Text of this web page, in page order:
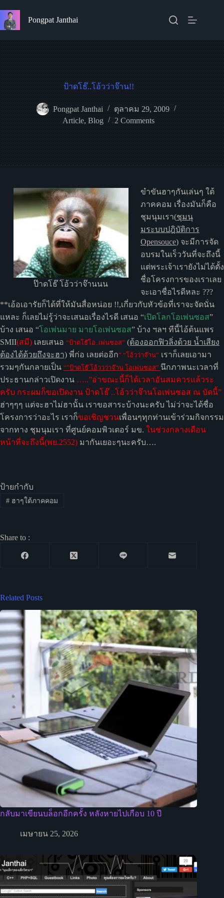
to
content
Pongpat Janthai
ป้าดโธ๊..โอ้วว่าจ๊าน!!
Pongpat Janthai
ตุลาคม 29, 2009
Article,Blog 2 Comments
ป๊าดโธ๊ โอ้วว่าจ๊านนน
ขำขันฮาๆกันเล่นๆ ใต้
ภาคคอม เรื่องมันก็คือ
ชุมนุมเรา(ชุมนุ
มระบบปฎิบัติการ
Opensouce) จะมีการจัด
อบรมในเร็ววันที่จะถึงนี้
แต่พระเจ้าเรายังไม่ได้ตั้ง
ชื่อโครงการของเราเลย
จะเอาชื่อไรดีหละ ???
**เอ้อเอารัยก็ได้ที่ให้มันสื่อหน่อย !!,เกี่ยวกับหัวข้อที่เราจะจัดนั่น
แหละ ก็เลยไม่รู้ว่าจะเสนอเรื่องไรดี เสนอ “เปิดโลกโอเพ่นซอส”
บ้าง เสนอ “โอเพ่นมาย มายโอเพ่นซอส” บ้าง ฯลฯ ทีนี้ไอ้ต้นแพร
SMII(สมี) เลยเสนอ “ป้าดโธ๊โอ..เพ่นซอส” (ต้องออกฟิวลิ่งด้วย น้ำเสียง
ต้องได้ด้วยถึงจะฮา) พี่ก่อ เลยต่ออีก” “โอ้วว่าจ๊าน” เราก็เลยเอามา
รวมๆกันกลายเป็น “”ป้าดโธ๊ โอ้ววว่าจ๊าน โอเพ่นซอส” นึกภาพนะเวลาที่
ประธานกล่าวเปิดงาน …..”อ่าขณะนี้ก็ได้เวลาอันสมควรแล้วระ
ครับ กระผมก็ขอเปิดงาน ป้าดโธ๊ ..โอ้วว่าจ๊านโอเพ่นซอส ณ บัดนี้”
ฮ่าๆๆๆ แต่จะฮาไม่ฮานั้น เราขอสาระบ้างนะครับ ไม่ว่าจะได้ชื่อ
โครงการว่าอะไร เราก็ขอเชิญชวนเพื่อนๆทุกท่านเข้าร่วมกิจกรรม
จากทาง ชุมนุมเรา ที่ศูนย์คอมพิวเตอร์ มข. ในช่วงกลางเดือน
หน้าที่จะถึงนี้(พย.2552) มากันเยอะๆนะครับ….
ป้ายกำกับ
#ฮาๆใต้ภาคคอม
Share to :
Related Posts
กลับมาเขียนบล็อกอีกครั้ง หลังหายไปเกือบ 10 ปี
เมษายน 25, 2026